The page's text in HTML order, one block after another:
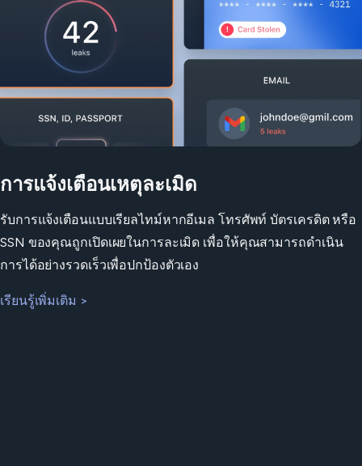
การแจ้งเตือนเหตุละเมิด
รับการแจ้งเตือนแบบเรียลไทม์หากอีเมล โทรศัพท์ บัตรเครดิต หรือ
SSN ของคุณถูกเปิดเผยในการละเมิด เพื่อให้คุณสามารถดำเนิน
การได้อย่างรวดเร็วเพื่อปกป้องตัวเอง
เรียนรู้เพิ่มเติม >